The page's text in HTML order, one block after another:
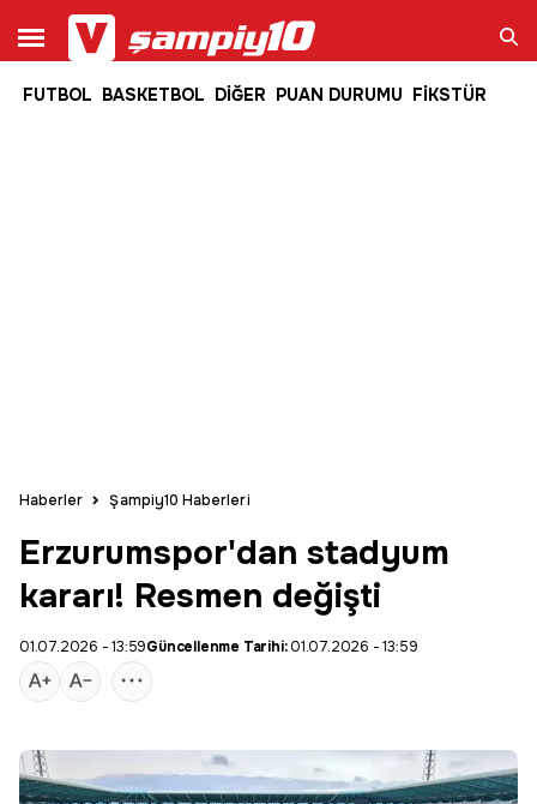
FUTBOL BASKETBOL DİĞER PUAN DURUMU FİKSTÜRAra
Haberler Şampiy10 Haberleri
Erzurumspor'dan stadyum
kararı! Resmen değişti
01.07.2026 - 13:59Güncellenme Tarihi:01.07.2026 - 13:59